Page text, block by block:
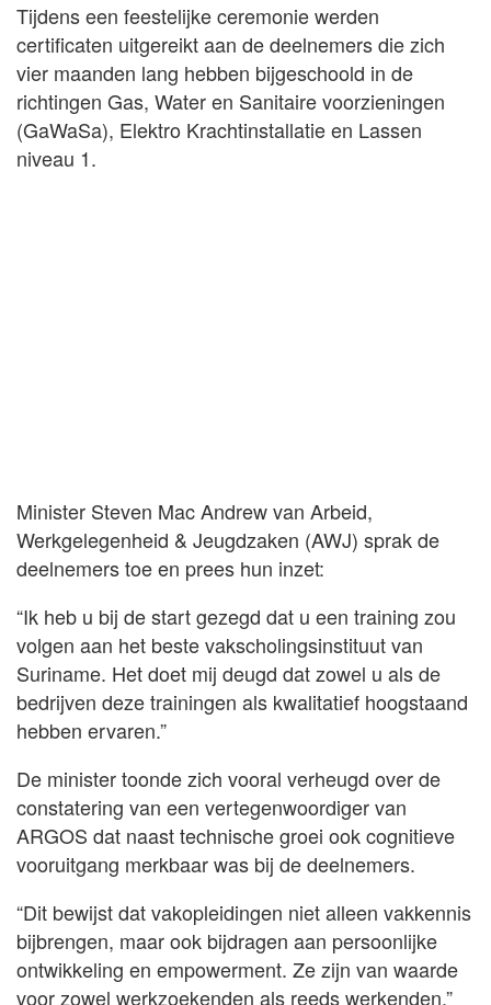
Tijdens een feestelijke ceremonie werden
certificaten uitgereikt aan de deelnemers die zich
vier maanden lang hebben bijgeschoold in de
richtingen Gas, Water en Sanitaire voorzieningen
(GaWaSa), Elektro Krachtinstallatie en Lassen
niveau 1.
Minister Steven Mac Andrew van Arbeid,
Werkgelegenheid & Jeugdzaken (AWJ) sprak de
deelnemers toe en prees hun inzet:
“Ik heb u bij de start gezegd dat u een training zou
volgen aan het beste vakscholingsinstituut van
Suriname. Het doet mij deugd dat zowel u als de
bedrijven deze trainingen als kwalitatief hoogstaand
hebben ervaren.”
De minister toonde zich vooral verheugd over de
constatering van een vertegenwoordiger van
ARGOS dat naast technische groei ook cognitieve
vooruitgang merkbaar was bij de deelnemers.
“Dit bewijst dat vakopleidingen niet alleen vakkennis
bijbrengen, maar ook bijdragen aan persoonlijke
ontwikkeling en empowerment. Ze zijn van waarde
voor zowel werkzoekenden als reeds werkenden,”